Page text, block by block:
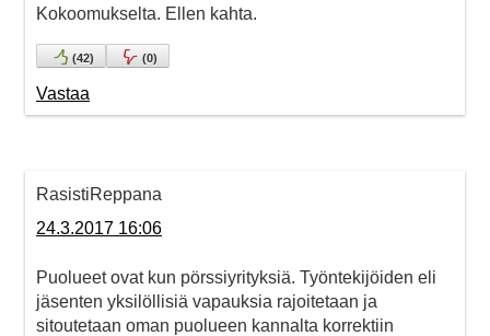
Kokoomukselta. Ellen kahta.
(42) (0)
Vastaa
RasistiReppana
24.3.2017 16:06
Puolueet ovat kun pörssiyrityksiä. Työntekijöiden eli
jäsenten yksilöllisiä vapauksia rajoitetaan ja
sitoutetaan oman puolueen kannalta korrektiin